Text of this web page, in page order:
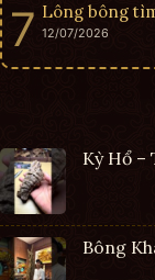
Lông bông
12/07/2026
Kỳ Hổ –
Bông